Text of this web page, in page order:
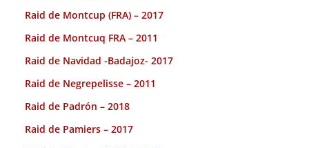
Raid de Montcup (FRA) – 2017
Raid de Montcuq FRA – 2011
Raid de Navidad -Badajoz- 2017
Raid de Negrepelisse – 2011
Raid de Padrón – 2018
Raid de Pamiers – 2017